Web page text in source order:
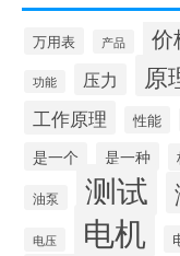
万用表 产品 价
功能 压力 原
工作原理 性能
是一个 是一种
油泵 测试
电压 电机